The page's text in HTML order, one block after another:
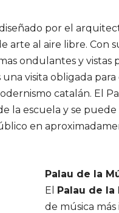
por el
arte al aire libre. Con
ondulantes y vistas
una visita obligada
catalán. El
la escuela y se
en
Palau de la
El Palau de la
de música